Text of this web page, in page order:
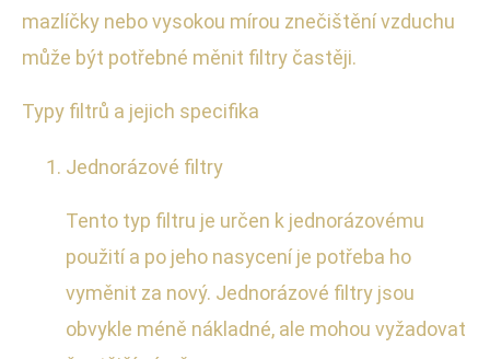
mazlíčky nebo vysokou mírou znečištění vzduchu
může být potřebné měnit filtry častěji.
Typy filtrů a jejich specifika
Jednorázové filtry
Tento typ filtru je určen k jednorázovému
použití a po jeho nasycení je potřeba ho
vyměnit za nový. Jednorázové filtry jsou
obvykle méně nákladné, ale mohou vyžadovat